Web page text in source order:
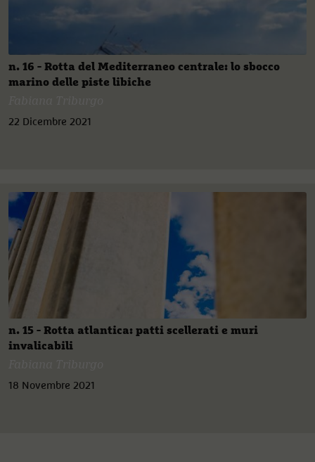
n. 16 - Rotta del Mediterraneo centrale: lo sbocco
marino delle piste libiche
22 Dicembre 2021
n. 15 - Rotta atlantica: patti scellerati e muri
invalicabili
18 Novembre 2021